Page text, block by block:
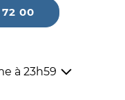
72 00
à 23h59